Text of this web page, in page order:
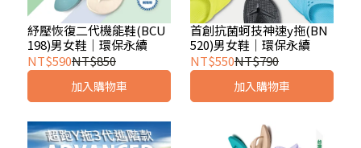
紓壓恢復二代機能鞋(BCU
198)男女鞋｜環保永續
NT$590NT$850
加入購物車
首創抗菌蚵技神速y拖(BN
520)男女鞋｜環保永續
NT$550NT$790
加入購物車